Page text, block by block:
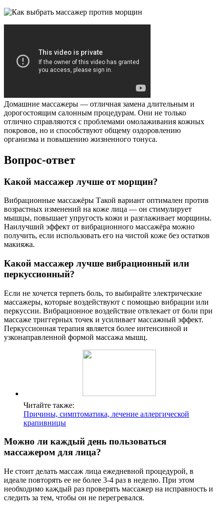
Домашние массажеры — отличная замена длительным и
дорогостоящим салонным процедурам. Они не только
отлично справляются с проблемами омолаживания кожных
покровов, но и способствуют общему оздоровлению
организма и повышению жизненного тонуса.
Вопрос-ответ
Какой массажер лучше от морщин?
Вибрационные массажёры Такой вариант оптимален против
возрастных изменений на коже лица — он стимулирует
мышцы, повышает упругость кожи и разглаживает морщины.
Наилучший эффект от вибрационного массажёра можно
получить, если использовать его на чистой коже без остатков
макияжа.
Какой массажер лучше вибрационный или
перкуссионный?
Если не хочется терпеть боль, то выбирайте электрические
массажеры, которые воздействуют с помощью вибрации или
перкуссии. Вибрационное воздействие отвлекает от боли при
массаже триггерных точек и усиливает массажный эффект.
Перкуссионная терапия является более интенсивной и
узконаправленной формой массажа мышц.
Читайте также:
Причины, симптоматика, лечение аллергической
крапивницы
Можно ли каждый день пользоваться
массажером для лица?
Не стоит делать массаж лица ежедневной процедурой, в
идеале повторять ее не более 3-4 раз в неделю. При этом
необходимо каждый раз проверять массажер на исправность и
следить за тем, чтобы он не перегревался.